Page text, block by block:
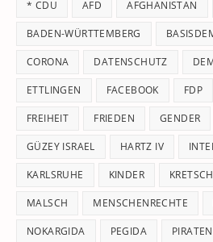
* CDU AFD AFGHANISTAN
BADEN-WÜRTTEMBERG
CORONA DATENSCHUTZ
ETTLINGEN FACEBOOK FDP
FREIHEIT FRIEDEN GENDER
GÜZEY ISRAEL HARTZ IV
KARLSRUHE KINDER
MALSCH MENSCHENRECHTE
NOKARGIDA PEGIDA PIRATEN